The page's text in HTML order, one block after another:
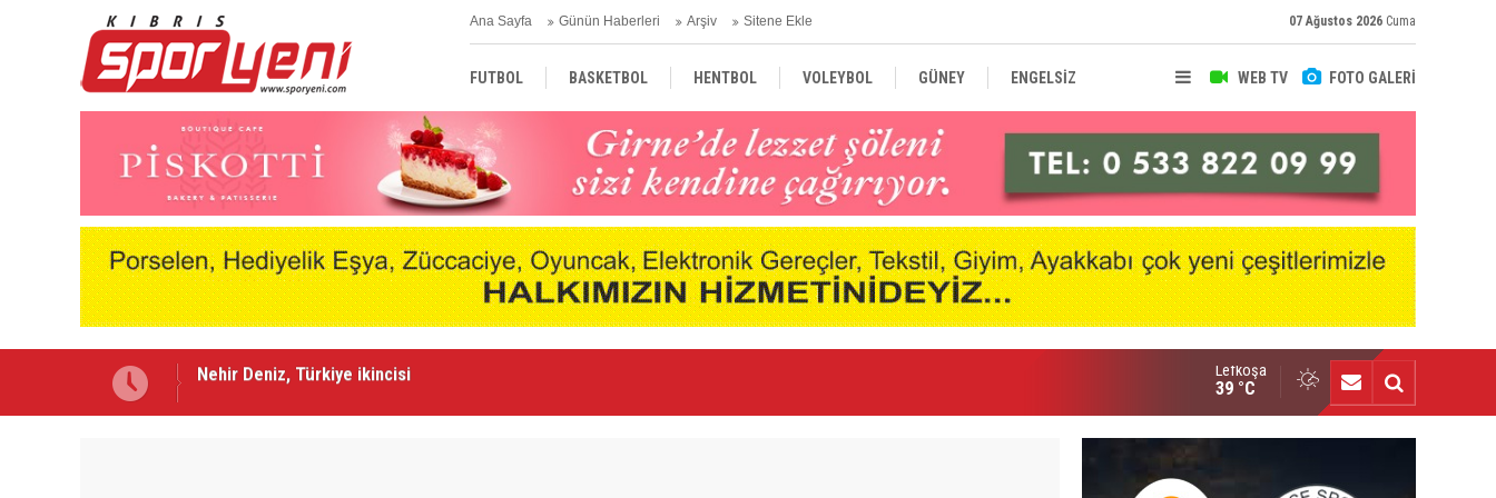
Ana Sayfa Günün Haberleri Arşiv Sitene Ekle 07 Ağustos 2026 Cuma
WEB TV FOTO GALERİ
FUTBOL BASKETBOL HENTBOL VOLEYBOL GÜNEY ENGELSİZ
TÜRKİYE AVRUPA DÜNYA
Lefke'de Levent Eriş dönemi “Kıbrıs’ta kemeri kazanan üçüncü kişiyim”
Lefkoşa
39 °C